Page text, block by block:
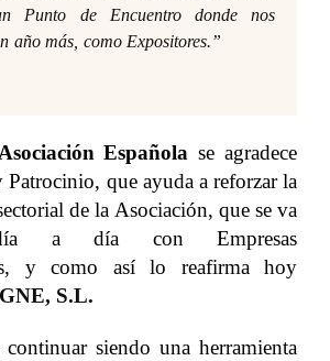
Punto de Encuentro donde nos
año más, como Expositores.”
Española se agradece
Patrocinio, que ayuda a reforzar la
de la Asociación, que se va
a día con Empresas
y como así lo reafirma hoy
S.L.
siendo una herramienta